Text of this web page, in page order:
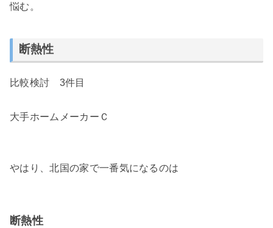
悩む。
断熱性
比較検討 3件目
大手ホームメーカーＣ
やはり、北国の家で一番気になるのは
断熱性